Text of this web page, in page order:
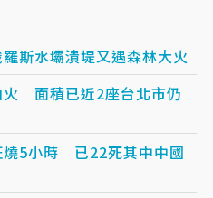
斯水壩潰堤又遇森林大火
火 面積已近2座台北市仍
燒5小時 已22死其中中國